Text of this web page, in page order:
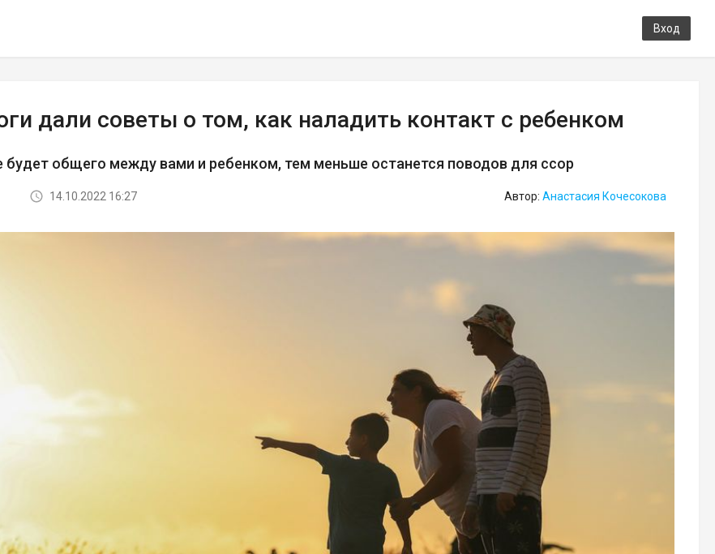
Вход
дали советы о том, как наладить контакт с ребенком
общего между вами и ребенком, тем меньше останется поводов для ссор
14.10.2022 16:27 Автор: Анастасия Кочесокова